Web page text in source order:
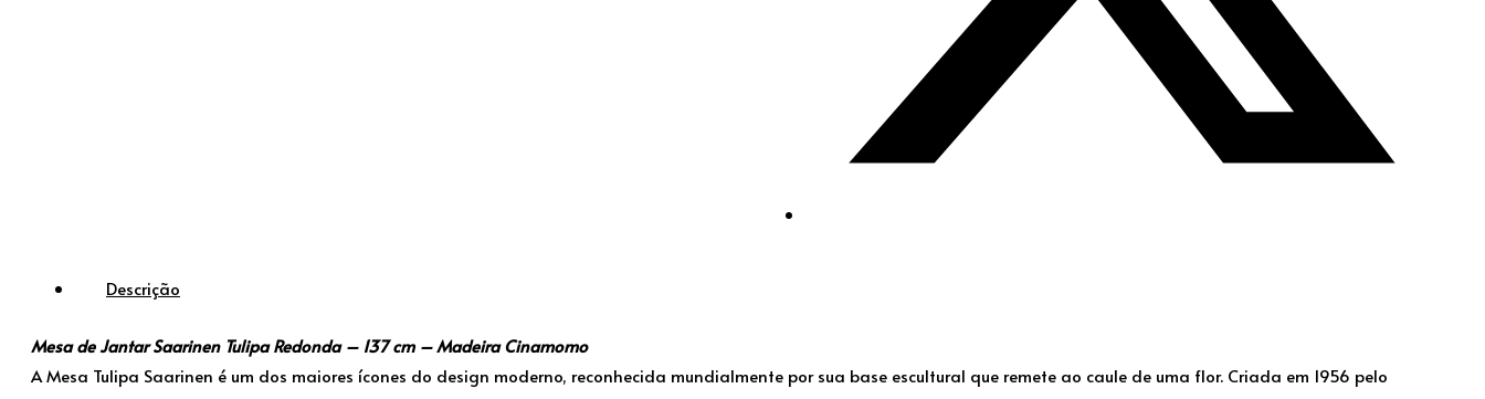
Descrição
Mesa de Jantar Saarinen Tulipa Redonda – 137 cm – Madeira Cinamomo
A Mesa Tulipa Saarinen é um dos maiores ícones do design moderno, reconhecida mundialmente por sua base escultural que remete ao caule de uma flor. Criada em 1956 pelo